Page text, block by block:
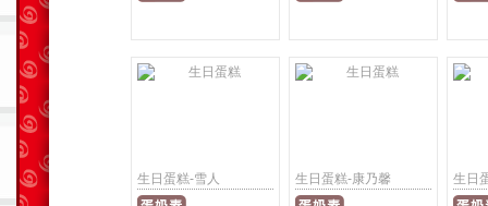
生日蛋糕-雪人 生日蛋糕-康乃馨 生日